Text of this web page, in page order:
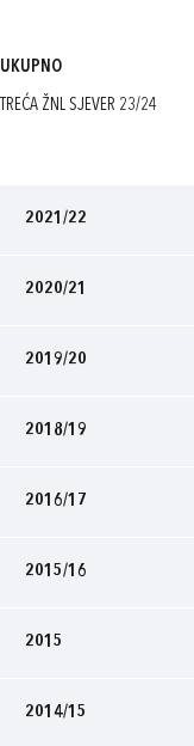
UKUPNO
TREĆA ŽNL SJEVER 23/24
2021/22
2020/21
2019/20
2018/19
2016/17
2015/16
2015
2014/15